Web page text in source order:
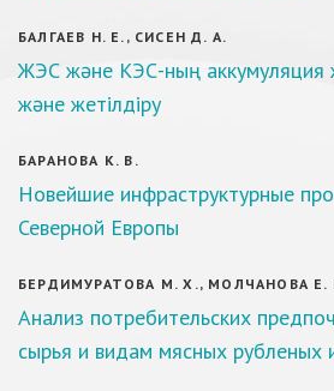
БАЛГАЕВ Н. Е., СИСЕН Д. А.
ЖЭС және КЭС-ның аккумуляция
және жетілдіру
БАРАНОВА К. В.
Новейшие инфраструктурные
Северной Европы
БЕРДИМУРАТОВА М. Х., МОЛЧАНОВА Е.
Анализ потребительских
сырья и видам мясных рубленых